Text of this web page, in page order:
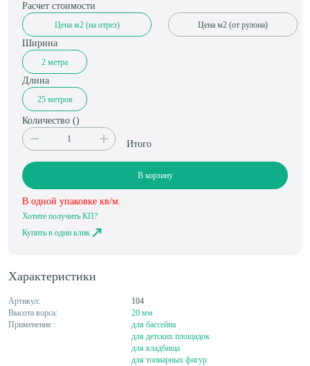
Характеристики
Артикул:
104
Высота ворса:
20 мм
Применение :
для бассейна
для детских площадок
для кладбища
для топиарных фигур
Расчет стоимости
Цена м2 (на отрез) Цена м2 (от рулона)
Ширина
2 метра
Длина
25 метров
Количество ()
Итого
В корзину
В одной упаковке кв/м.
Хотите получить КП?
Купить в один клик